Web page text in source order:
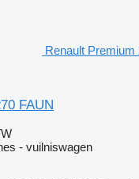
Renault Premium
FAUN
- vuilniswagen